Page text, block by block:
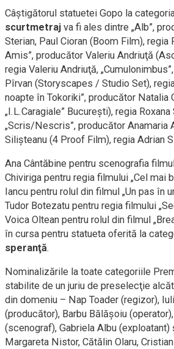
Câştigătorul statuetei Gopo la
scurtmetraj va fi ales dintre „Alb”,
Sterian, Paul Cioran (Boom Film), regia
Amis”, producător Valeriu Andriuţă
regia Valeriu Andriuţă,
Pîrvan (Storyscapes / Studio Set),
noapte în Tokoriki”, producător Natalia
„I.L.Caragiale” Bucureşti), regia Roxana
„Scris/Nescris”, producător Anamaria
Silişteanu (4 Proof Film), regia Adrian
Ana Cântăbine pentru scenografia
Chiviriga pentru regia filmului „Cel mai
Iancu pentru rolul din filmul „Un pas în
Tudor Botezatu pentru regia filmului
Voica Oltean pentru rolul din filmul
în cursa pentru statueta oferită la
speranţă.
Nominalizările la toate categoriile
stabilite de un juriu de preselecţie
din domeniu – Nap Toader (regizor),
(producător), Barbu Bălăşoiu
(scenograf), Gabriela Albu
Margareta Nistor, Cătălin Olaru,